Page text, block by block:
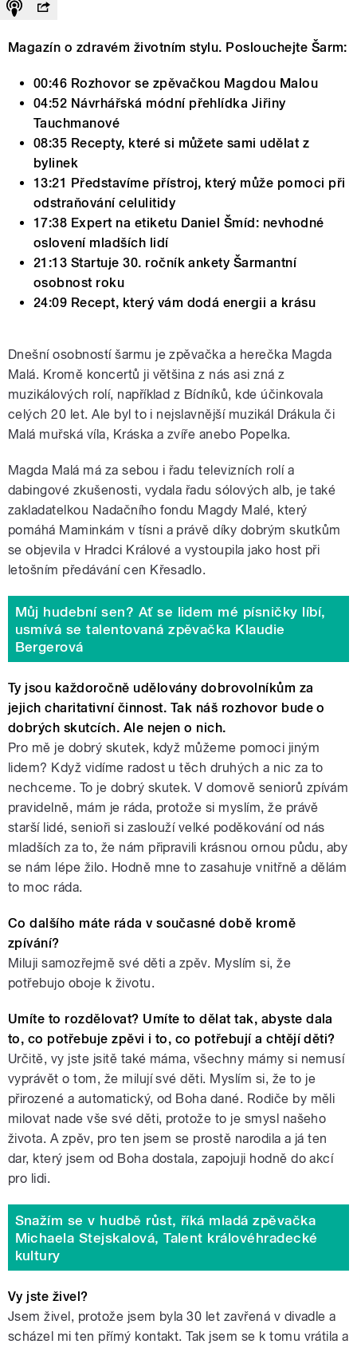
Magazín o zdravém životním stylu. Poslouchejte Šarm:
00:46 Rozhovor se zpěvačkou Magdou Malou
04:52 Návrhářská módní přehlídka Jiřiny
Tauchmanové
08:35 Recepty, které si můžete sami udělat z
bylinek
13:21 Představíme přístroj, který může pomoci při
odstraňování celulitidy
17:38 Expert na etiketu Daniel Šmíd: nevhodné
oslovení mladších lidí
21:13 Startuje 30. ročník ankety Šarmantní
osobnost roku
24:09 Recept, který vám dodá energii a krásu
Dnešní osobností šarmu je zpěvačka a herečka Magda
Malá. Kromě koncertů ji většina z nás asi zná z
muzikálových rolí, například z Bídníků, kde účinkovala
celých 20 let. Ale byl to i nejslavnější muzikál Drákula či
Malá muřská víla, Kráska a zvíře anebo Popelka.
Magda Malá má za sebou i řadu televizních rolí a
dabingové zkušenosti, vydala řadu sólových alb, je také
zakladatelkou Nadačního fondu Magdy Malé, který
pomáhá Maminkám v tísni a právě díky dobrým skutkům
se objevila v Hradci Králové a vystoupila jako host při
letošním předávání cen Křesadlo.
Můj hudební sen? Ať se lidem mé písničky líbí,
usmívá se talentovaná zpěvačka Klaudie
Bergerová
Ty jsou každoročně udělovány dobrovolníkům za
jejich charitativní činnost. Tak náš rozhovor bude o
dobrých skutcích. Ale nejen o nich.
Pro mě je dobrý skutek, když můžeme pomoci jiným
lidem? Když vidíme radost u těch druhých a nic za to
nechceme. To je dobrý skutek. V domově seniorů zpívám
pravidelně, mám je ráda, protože si myslím, že právě
starší lidé, senioři si zaslouží velké poděkování od nás
mladších za to, že nám připravili krásnou ornou půdu, aby
se nám lépe žilo. Hodně mne to zasahuje vnitřně a dělám
to moc ráda.
Co dalšího máte ráda v současné době kromě
zpívání?
Miluji samozřejmě své děti a zpěv. Myslím si, že
potřebujo oboje k životu.
Umíte to rozdělovat? Umíte to dělat tak, abyste dala
to, co potřebuje zpěvi i to, co potřebují a chtějí děti?
Určitě, vy jste jsitě také máma, všechny mámy si nemusí
vyprávět o tom, že milují své děti. Myslím si, že to je
přirozené a automatický, od Boha dané. Rodiče by měli
milovat nade vše své děti, protože to je smysl našeho
života. A zpěv, pro ten jsem se prostě narodila a já ten
dar, který jsem od Boha dostala, zapojuji hodně do akcí
pro lidi.
Snažím se v hudbě růst, říká mladá zpěvačka
Michaela Stejskalová, Talent královéhradecké
kultury
Vy jste živel?
Jsem živel, protože jsem byla 30 let zavřená v divadle a
scházel mi ten přímý kontakt. Tak jsem se k tomu vrátila a